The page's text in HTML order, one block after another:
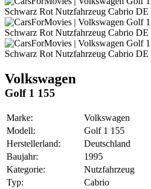
Volkswagen
Golf 1 155
Marke:
Volkswagen
Modell:
Golf 1 155
Herstellerland:
Deutschland
Baujahr:
1995
Kategorie:
Nutzfahrzeug
Typ:
Cabrio